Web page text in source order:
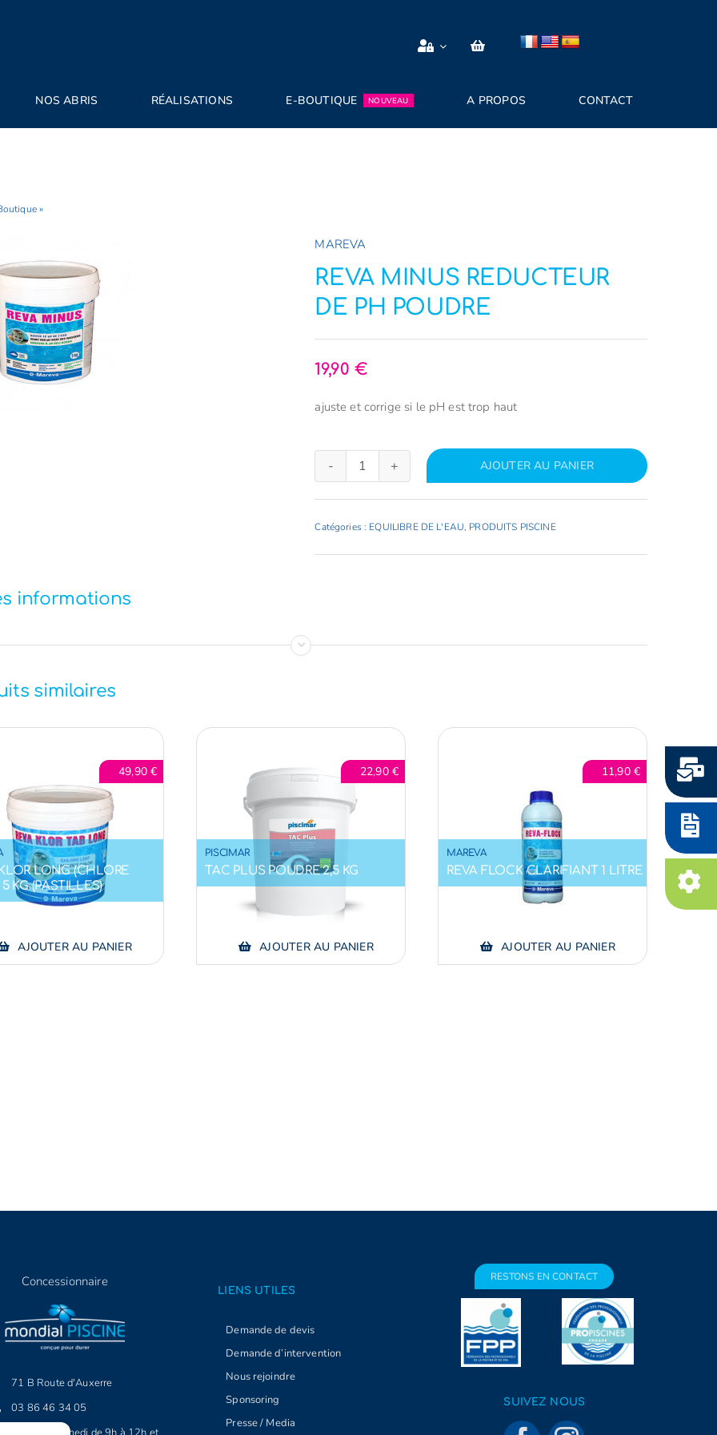
NOS ABRIS RÉALISATIONS E-BOUTIQUE NOUVEAU A PROPOS CONTACT
»
MAREVA
REVA MINUS REDUCTEUR
DE PH POUDRE
19,90 €
ajuste et corrige si le pH est trop haut
quantité
de
REVA
AJOUTER AU PANIER
Catégories : EQUILIBRE DE L'EAU, PRODUITS PISCINE
informations
similaires
49,90 €
LONG (CHLORE
KG (PASTILLES)
AJOUTER AU PANIER
22,90 €
PISCIMAR
TAC PLUS POUDRE 2,5 KG
AJOUTER AU PANIER
11,90 €
MAREVA
REVA FLOCK CLARIFIANT 1 LITRE
AJOUTER AU PANIER
Concessionnaire
71 B Route d'Auxerre
03 86 46 34 05
LIENS UTILES
Demande de devis
Demande d’intervention
Nous rejoindre
Sponsoring
Presse / Media
RESTONS EN CONTACT
SUIVEZ NOUS